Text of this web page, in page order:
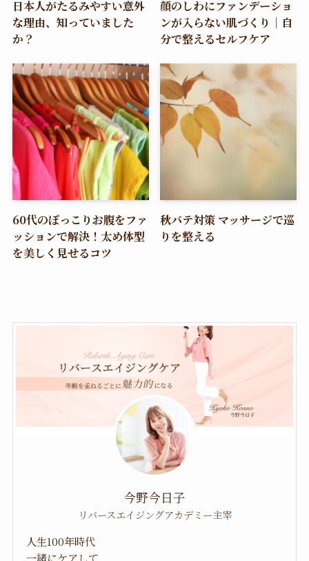
日本人がたるみやすい意外
な理由、知っていました
か？
顔のしわにファンデーショ
ンが入らない肌づくり｜自
分で整えるセルフケア
60代のぽっこりお腹をファ
ッションで解決！太め体型
を美しく見せるコツ
秋バテ対策 マッサージで巡
りを整える
今野今日子
リバースエイジングアカデミー主宰
人生100年時代
一緒にケアして